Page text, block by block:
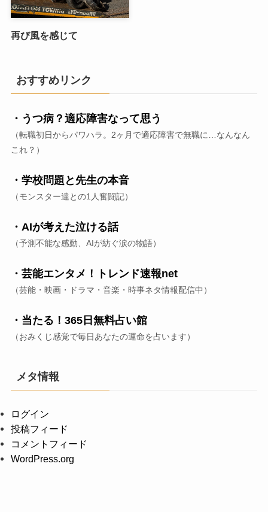
再び風を感じて
おすすめリンク
・うつ病？適応障害なって思う
（転職初日からパワハラ。2ヶ月で適応障害で無職に…なんなん
これ？）
・学校問題と先生の本音
（モンスター達との1人奮闘記）
・AIが考えた泣ける話
（予測不能な感動、AIが紡ぐ涙の物語）
・芸能エンタメ！トレンド速報net
（芸能・映画・ドラマ・音楽・時事ネタ情報配信中）
・当たる！365日無料占い館
（おみくじ感覚で毎日あなたの運命を占います）
メタ情報
ログイン
投稿フィード
コメントフィード
WordPress.org